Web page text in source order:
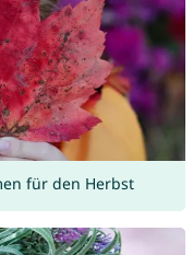
für den Herbst